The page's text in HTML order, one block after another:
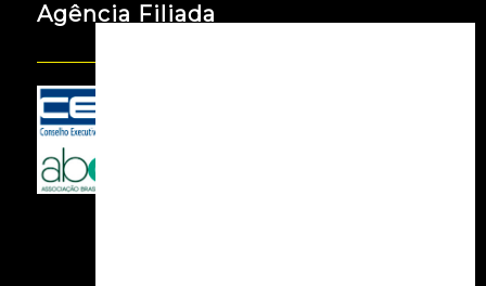
Agência Filiada